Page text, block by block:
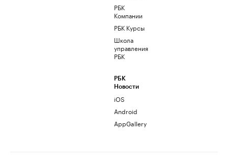
РБК
Компании
РБК Курсы
Школа
управления
РБК
РБК
Новости
iOS
Android
AppGallery